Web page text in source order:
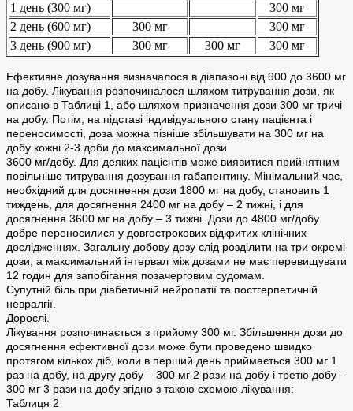
1 день (300 мг)
300 мг
2 день (600 мг)
300 мг
300 мг
3 день (900 мг)
300 мг 300 мг 300 мг
Ефективне дозування визначалося в діапазоні від 900 до 3600 мг
на добу. Лікування розпочиналося шляхом титрування дози, як
описано в Таблиці 1, або шляхом призначення дози 300 мг тричі
на добу. Потім, на підставі індивідуального стану пацієнта і
переносимості, доза можна пізніше збільшувати на 300 мг на
добу кожні 2-3 доби до максимальної дози
3600 мг/добу. Для деяких пацієнтів може виявитися прийнятним
повільніше титрування дозування габапентину. Мінімальний час,
необхідний для досягнення дози 1800 мг на добу, становить 1
тиждень, для досягнення 2400 мг на добу – 2 тижні, і для
досягнення 3600 мг на добу – 3 тижні. Дози до 4800 мг/добу
добре переносилися у довгострокових відкритих клінічних
дослідженнях. Загальну добову дозу слід розділити на три окремі
дози, а максимальний інтервал між дозами не має перевищувати
12 годин для запобігання позачерговим судомам.
Cупутній біль при діабетичній нейропатії та постгерпетичній
невралгії.
Дорослі.
Лікування розпочинається з прийому 300 мг. Збільшення дози до
досягнення ефективної дози може бути проведено швидко
протягом кількох діб, коли в перший день приймається 300 мг 1
раз на добу, на другу добу – 300 мг 2 рази на добу і третю добу –
300 мг 3 рази на добу згідно з такою схемою лікування:
Таблиця 2